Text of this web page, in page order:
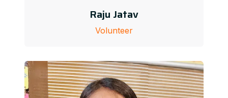
Raju Jatav
Volunteer